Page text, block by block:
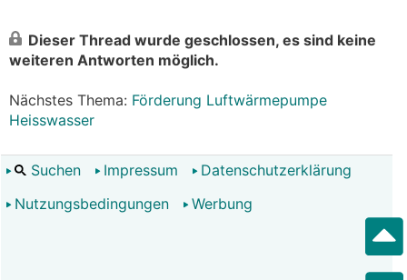
Dieser Thread wurde geschlossen, es sind keine
weiteren Antworten möglich.
Nächstes Thema: Förderung Luftwärmepumpe
Heisswasser
Suchen Impressum
Datenschutzerklärung
Nutzungsbedingungen
Werbung